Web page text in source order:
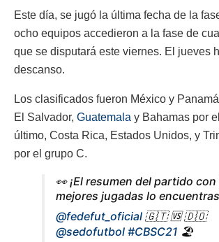
Este día, se jugó la última fecha de la
ocho equipos accedieron a la fase de
que se disputará este viernes. El jueves
descanso.
Los clasificados fueron México y
El Salvador, Guatemala y Bahamas por
último, Costa Rica, Estados Unidos, y
por el grupo C.
👀 ¡El resumen del partido con
mejores jugadas lo
@fedefut_oficial 🇬🇹 🆚 🇩🇴
@sedofutbol #CBSC21 🏖️